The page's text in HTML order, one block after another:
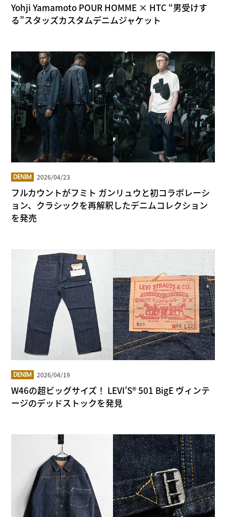
Yohji Yamamoto POUR HOMME × HTC “男受けす
る”スタッズカスタムデニムジャケット
DENIM 2026/04/23
フルカウントがフミト ガンリュウと初コラボレーシ
ョン、クラシックを再解釈したデニムコレクション
を発売
DENIM 2026/04/19
W46の超ビッグサイズ！ LEVI’S® 501 BigE ヴィンテ
ージのデッドストックを発見